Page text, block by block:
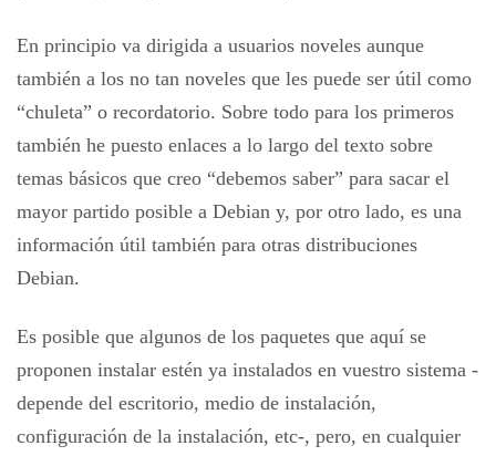
En principio va dirigida a usuarios noveles aunque
también a los no tan noveles que les puede ser útil como
“chuleta” o recordatorio. Sobre todo para los primeros
también he puesto enlaces a lo largo del texto sobre
temas básicos que creo “debemos saber” para sacar el
mayor partido posible a Debian y, por otro lado, es una
información útil también para otras distribuciones
Debian.
Es posible que algunos de los paquetes que aquí se
proponen instalar estén ya instalados en vuestro sistema -
depende del escritorio, medio de instalación,
configuración de la instalación, etc-, pero, en cualquier